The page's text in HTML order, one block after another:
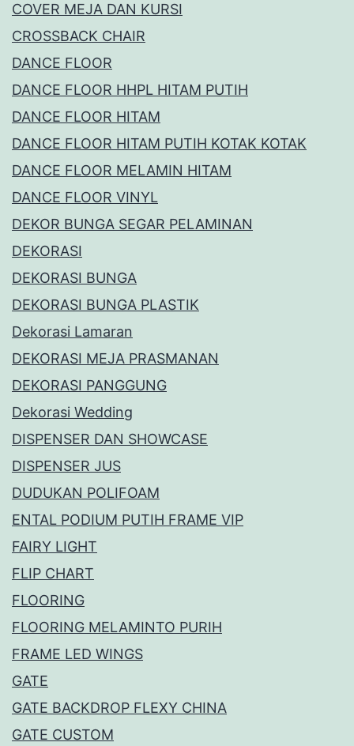
COVER MEJA DAN KURSI
CROSSBACK CHAIR
DANCE FLOOR
DANCE FLOOR HHPL HITAM PUTIH
DANCE FLOOR HITAM
DANCE FLOOR HITAM PUTIH KOTAK KOTAK
DANCE FLOOR MELAMIN HITAM
DANCE FLOOR VINYL
DEKOR BUNGA SEGAR PELAMINAN
DEKORASI
DEKORASI BUNGA
DEKORASI BUNGA PLASTIK
Dekorasi Lamaran
DEKORASI MEJA PRASMANAN
DEKORASI PANGGUNG
Dekorasi Wedding
DISPENSER DAN SHOWCASE
DISPENSER JUS
DUDUKAN POLIFOAM
ENTAL PODIUM PUTIH FRAME VIP
FAIRY LIGHT
FLIP CHART
FLOORING
FLOORING MELAMINTO PURIH
FRAME LED WINGS
GATE
GATE BACKDROP FLEXY CHINA
GATE CUSTOM